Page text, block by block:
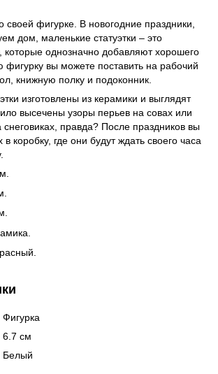
своей фигурке. В новогодние праздники,
дом, маленькие статуэтки – это
которые однозначно добавляют хорошего
фигурку вы можете поставить на рабочий
книжную полку и подоконник.
изготовлены из керамики и выглядят
высечены узоры перьев на совах или
правда? После праздников вы
коробку, где они будут ждать своего часа
Фигурка
6.7 см
Белый